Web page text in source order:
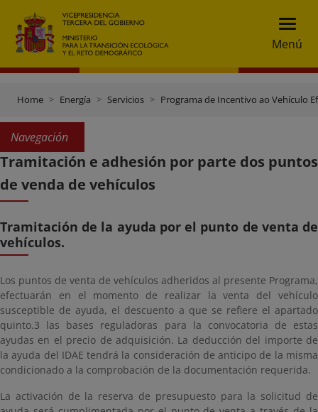
Menú
Home Energía Servicios Programa de Incentivo ao Vehículo
Navegación
Tramitación e adhesión por parte dos puntos
de venda de vehículos
Tramitación de la ayuda por el punto de venta de
vehículos.
Los puntos de venta de vehículos adheridos al presente Programa,
efectuarán en el momento de realizar la venta del vehículo
susceptible de ayuda, el descuento a que se refiere el apartado
quinto.3 las bases reguladoras para la convocatoria de estas
ayudas en el precio de adquisición. La deducción del importe de
la ayuda del IDAE tendrá la consideración de anticipo de la misma
condicionado a la comprobación de la documentación requerida.
La activación de la reserva de presupuesto para la solicitud de